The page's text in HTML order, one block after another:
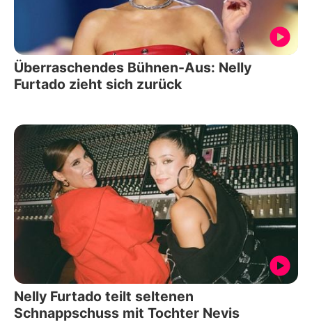
Überraschendes Bühnen-Aus: Nelly
Furtado zieht sich zurück
Nelly Furtado teilt seltenen
Schnappschuss mit Tochter Nevis